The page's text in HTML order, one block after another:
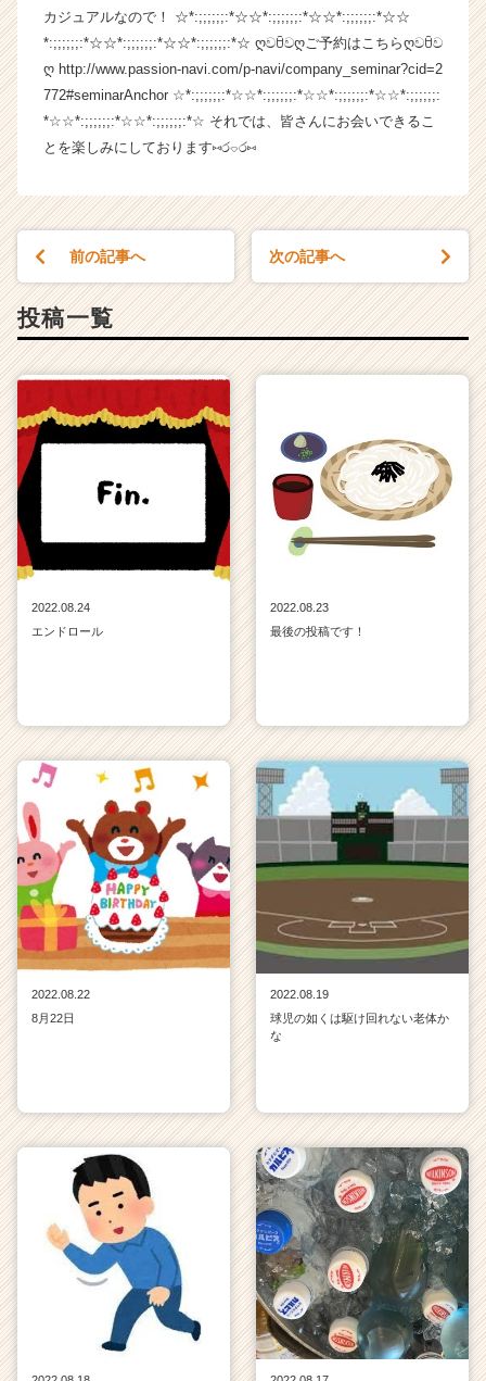
長
か
ら
ス
カ
ト
就
ト
ア
キ
r）
カジュアルなので！ ☆*:;;;;;;:*☆☆*:;;;;;;:*☆☆*:;;;;;;:*☆☆
*:;;;;;;:*☆☆*:;;;;;;:*☆☆*:;;;;;;:*☆ ღවꇳවღご予約はこちらღවꇳව
ღ http://www.passion-navi.com/p-navi/company_seminar?cid=2
772#seminarAnchor ☆*:;;;;;;:*☆☆*:;;;;;;:*☆☆*:;;;;;;:*☆☆*:;;;;;;:
*☆☆*:;;;;;;:*☆☆*:;;;;;;:*☆ それでは、皆さんにお会いできるこ
とを楽しみにしております⑅ර⌔ර⑅
前の記事へ 次の記事へ
投稿一覧
2022.08.24
エンドロール
2022.08.23
最後の投稿です！
2022.08.22
8月22日
2022.08.19
球児の如くは駆け回れない老体か
な